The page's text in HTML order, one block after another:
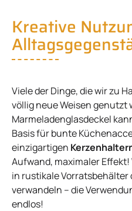
Kreative
Viele der Dinge, die wir zu
völlig neue Weisen genutzt
Marmeladenglasdeckel
Basis für bunte
einzigartigen
Aufwand, maximaler
in rustikale Vorratsbehälter
verwandeln – die
endlos!